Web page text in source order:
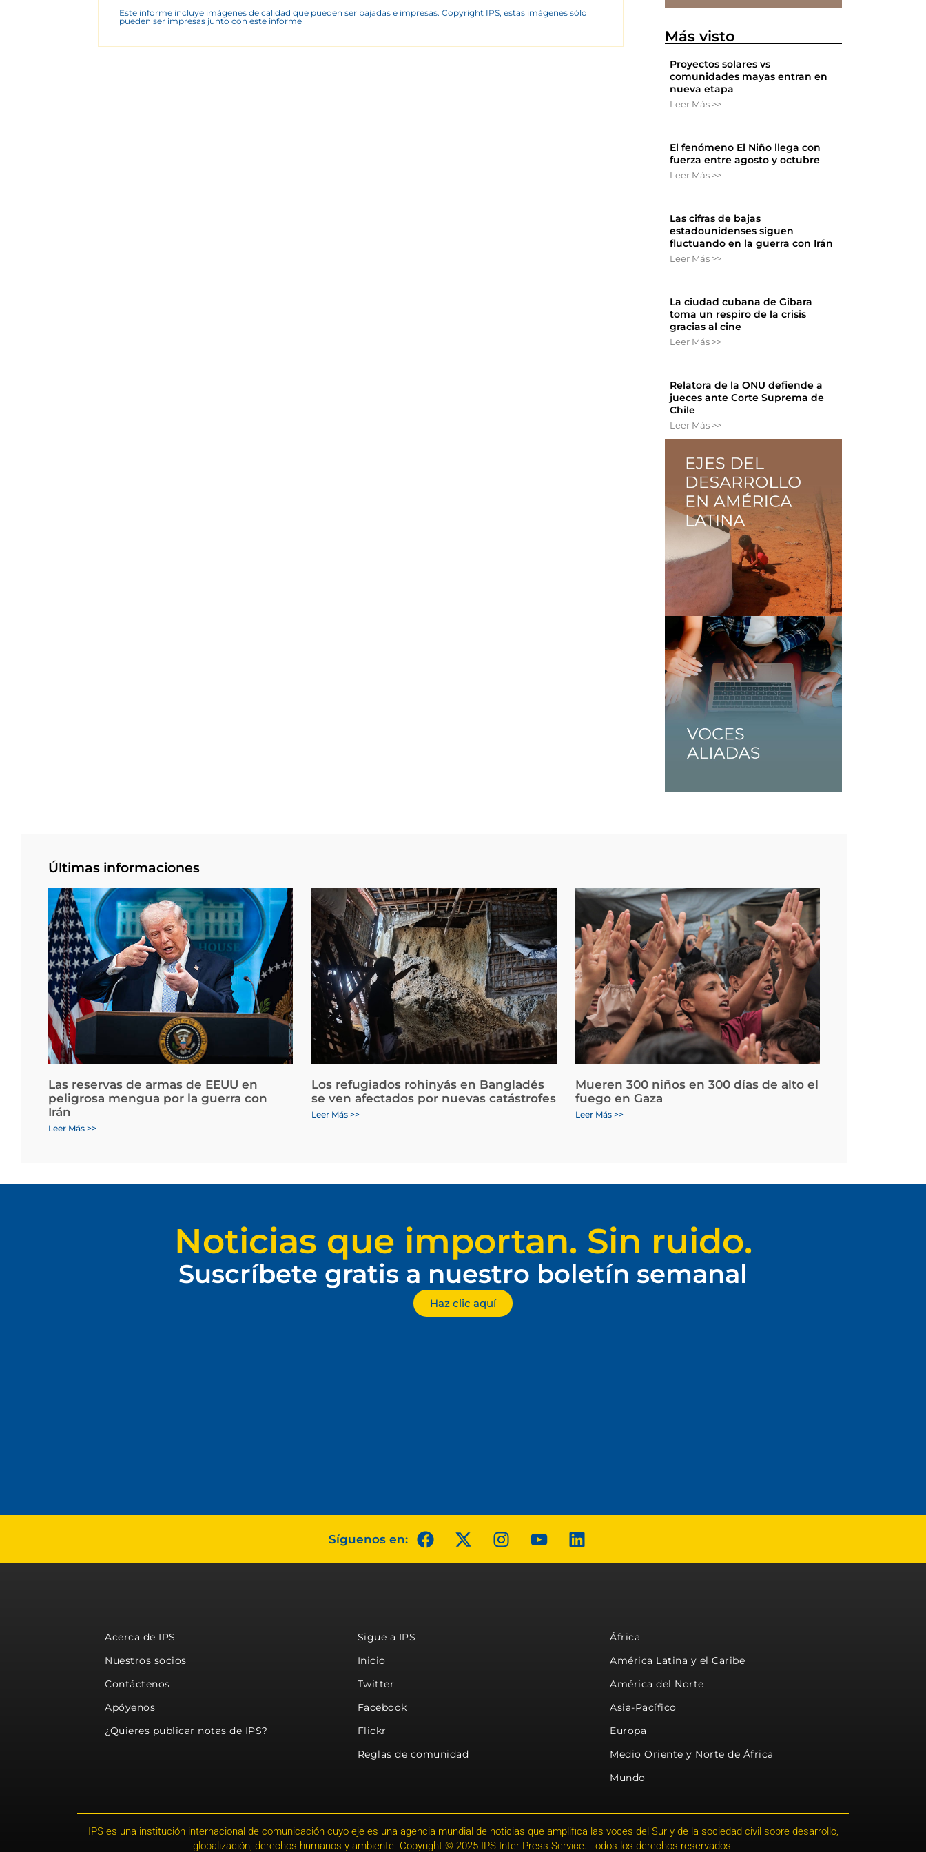
Este informe incluye imágenes de calidad que pueden ser bajadas e impresas. Copyright IPS, estas imágenes sólo
pueden ser impresas junto con este informe
Más visto
Proyectos solares vs
comunidades mayas entran en
nueva etapa
Leer Más >>
El fenómeno El Niño llega con
fuerza entre agosto y octubre
Leer Más >>
Las cifras de bajas
estadounidenses siguen
fluctuando en la guerra con Irán
Leer Más >>
La ciudad cubana de Gibara
toma un respiro de la crisis
gracias al cine
Leer Más >>
Relatora de la ONU defiende a
jueces ante Corte Suprema de
Chile
Leer Más >>
Últimas informaciones
Las reservas de armas de EEUU en
peligrosa mengua por la guerra con
Irán
Leer Más >>
Los refugiados rohinyás en Bangladés
se ven afectados por nuevas catástrofes
Leer Más >>
Mueren 300 niños en 300 días de alto el
fuego en Gaza
Leer Más >>
Noticias que importan. Sin ruido.
Suscríbete gratis a nuestro boletín semanal
Haz clic aquí
Síguenos en:
Acerca de IPS
Nuestros socios
Contáctenos
Apóyenos
¿Quieres publicar notas de IPS?
Sigue a IPS
Inicio
Twitter
Facebook
Flickr
Reglas de comunidad
África
América Latina y el Caribe
América del Norte
Asia-Pacífico
Europa
Medio Oriente y Norte de África
Mundo
IPS es una institución internacional de comunicación cuyo eje es una agencia mundial de noticias que amplifica las voces del Sur y de la sociedad civil sobre desarrollo,
globalización, derechos humanos y ambiente. Copyright © 2025 IPS-Inter Press Service. Todos los derechos reservados.